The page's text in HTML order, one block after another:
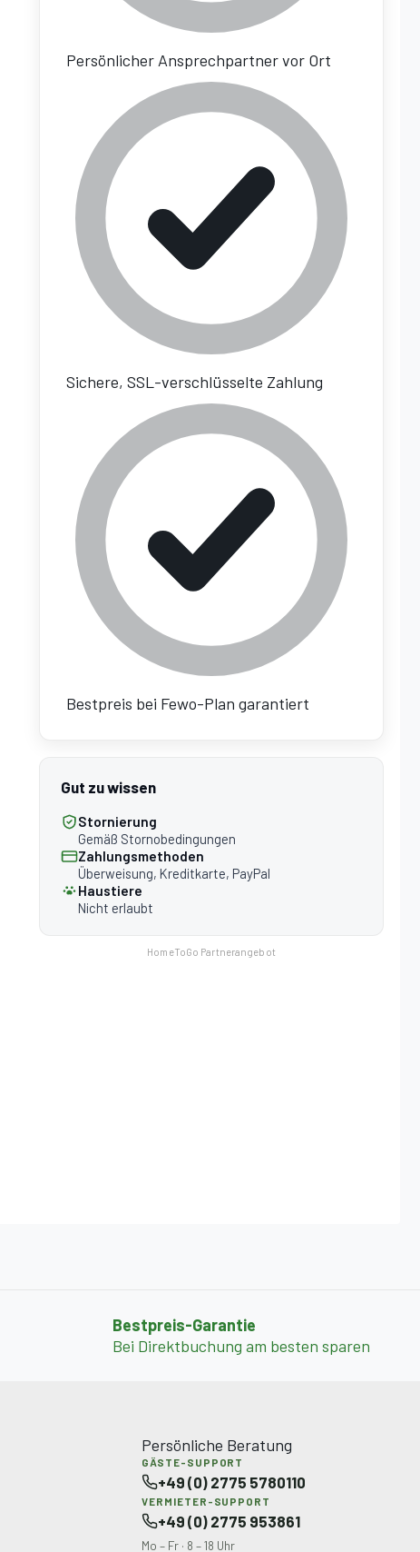
Persönlicher Ansprechpartner vor Ort
Sichere, SSL-verschlüsselte Zahlung
Bestpreis bei Fewo-Plan garantiert
Gut zu wissen
Stornierung
Gemäß Stornobedingungen
Zahlungsmethoden
Überweisung, Kreditkarte, PayPal
Haustiere
Nicht erlaubt
HomeToGo Partnerangebot
Bestpreis-Garantie
Bei Direktbuchung am besten sparen
Persönliche Beratung
GÄSTE-SUPPORT
+49 (0) 2775 5780110
VERMIETER-SUPPORT
+49 (0) 2775 953861
Mo – Fr · 8 – 18 Uhr